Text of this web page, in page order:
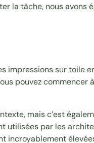
la tâche, nous
sur toile
pouvez
mais c’est
par les
incroyablement